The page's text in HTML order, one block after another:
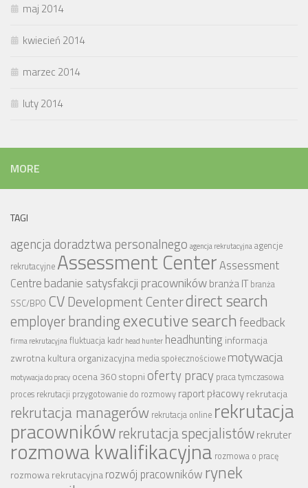
maj 2014
kwiecień 2014
marzec 2014
luty 2014
MORE
TAGI
agencja doradztwa personalnego agencja rekrutacyjnaagencje
rekrutacyjne Assessment CenterAssessment
Centre badanie satysfakcji pracownikówbranża IT branża
SSC/BPO CV Development Centerdirect search
employer brandingexecutive searchfeedback
firma rekrutacyjnafluktuacja kadr head hunter headhunting informacja
zwrotnakultura organizacyjna media społecznościowe motywacja
motywacja do pracy ocena 360 stopni oferty pracy praca tymczasowa
proces rekrutacji przygotowanie do rozmowy raport płacowyrekrutacja
rekrutacja managerów rekrutacja online rekrutacja
pracownikówrekrutacja specjalistówrekruter
rozmowa kwalifikacyjna rozmowa o pracę
rozmowa rekrutacyjnarozwój pracowników rynek